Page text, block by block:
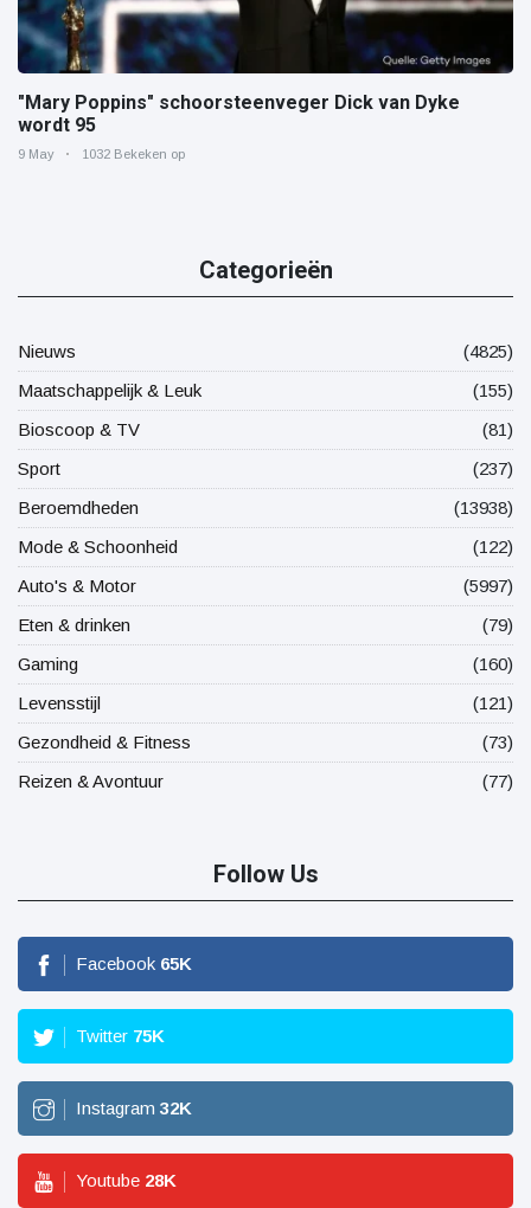
"Mary Poppins" schoorsteenveger Dick van Dyke
wordt 95
9 May 1032 Bekeken op
Categorieën
Nieuws
(4825)
Maatschappelijk & Leuk
(155)
Bioscoop & TV
(81)
Sport
(237)
Beroemdheden
(13938)
Mode & Schoonheid
(122)
Auto's & Motor
(5997)
Eten & drinken
(79)
Gaming
(160)
Levensstijl
(121)
Gezondheid & Fitness
(73)
Reizen & Avontuur
(77)
Follow Us
Facebook 65K
Twitter 75K
Instagram 32K
Youtube 28K